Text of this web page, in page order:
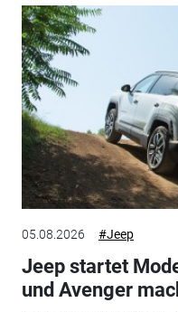
05.08.2026 #Jeep
Jeep startet
und Avenger